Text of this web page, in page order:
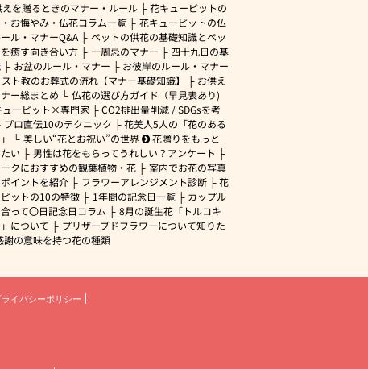
えを贈るときのマナー・ルール
花キューピットの
お悔やみ・仏花コラム一覧
花キューピットの仏
ル・マナーQ&A
ペットの供花の基礎知識とペッ
を癒す向き合い方
一周忌のマナー
四十九日の基
お盆のルール・マナー
お彼岸のルール・マナー
ト教のお葬式の流れ【マナー基礎知識】
お供え
ー総まとめ
仏花の選び方ガイド（早見表あり)
ューピット×専門家
CO2排出量削減 / SDGsを考
プロ直伝10のテクニック
花美人5人の「花のある
美しい“花とお祝い”の世界
花贈りをもっと
い
男性は花をもらってうれしい？アンケート
クにおすすめの観葉植物・花
室内でお花の写真
イントを紹介
フラワーアレンジメント診断
花
ットの10の特徴
1年間の記念日一覧
カップル
って〇日記念日コラム
8月の誕生花「トルコキ
について
プリザーブドフラワーについて知りた
謝の意味を持つ花の種類
ライバシーポリシー